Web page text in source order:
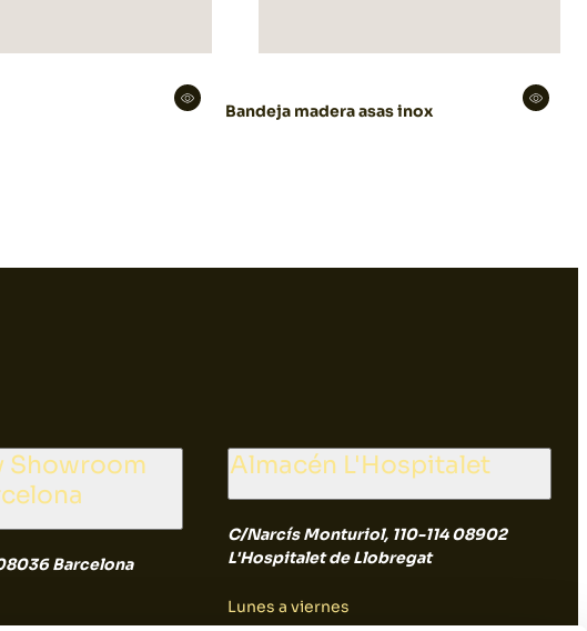
Bandeja madera asas inox
Showroom
Barcelona
Almacén L'Hospitalet
C/Narcís Monturiol, 110-114 08902
L'Hospitalet de Llobregat
Lunes a viernes